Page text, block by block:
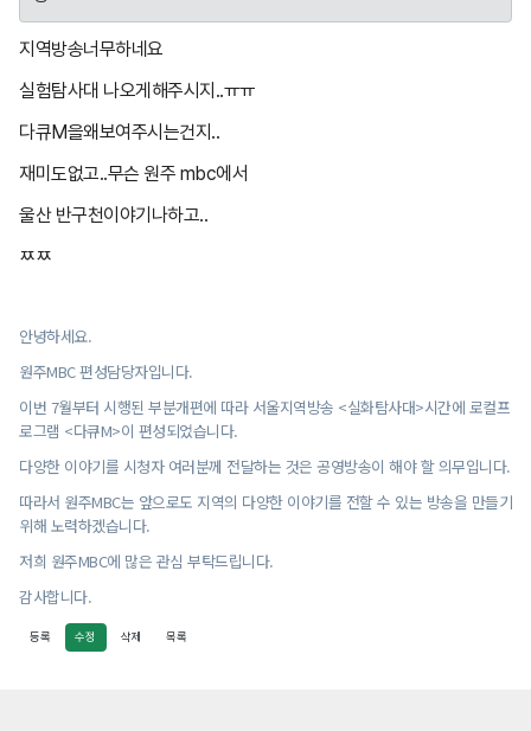
전화 033-741-8243(월~금 : 오전 9시~오후 6시, 토
~일, 공휴일, 야간)
4. 처리 절차
의견 등 불만 신청(홈페이지, 전화) → 시청자 권익 보호
담당 부서(경영 심의국) 접수 → 관련 부서 협의 → 불만
도록 함
불가피한 사유로 처리가 지연 될 시에는 민원인에게 사
전 안내 하여야 함
야간, 주말, 공휴일 등 근무 외 시간에 접수된 사항에 대
해서는 근무 복귀 시, 신속한 처리를 위해 노력함
6. 재발 방지 대책
민원 처리의 효율성 제고를 위해 부서간 상시 협력
지역방송너무하네요
실험탐사대 나오게해주시지..ㅠㅠ
다큐M을왜보여주시는건지..
재미도없고..무슨 원주 mbc에서
울산 반구천이야기나하고..
ㅉㅉ
안녕하세요.
원주MBC 편성담당자입니다.
이번 7월부터 시행된 부분개편에 따라 서울지역방송 <실화탐사대>시간에 로컬프
로그램 <다큐M>이 편성되었습니다.
다양한 이야기를 시청자 여러분께 전달하는 것은 공영방송이 해야 할 의무입니다.
따라서 원주MBC는 앞으로도 지역의 다양한 이야기를 전할 수 있는 방송을 만들기
위해 노력하겠습니다.
저희 원주MBC에 많은 관심 부탁드립니다.
감사합니다.
등록 수정 삭제 목록